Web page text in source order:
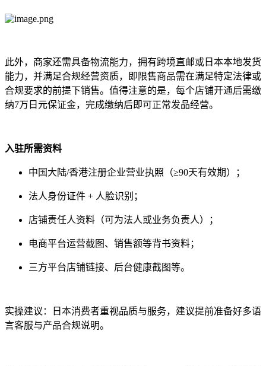
此外，商家还需具备物流能力，拥有跨境直邮或日本本地发货
能力，并满足合规经营资质，即限售商品需在满足特定法律或
合规要求的前提下销售。值得注意的是，每个店铺开通后需缴
纳7万日元保证金，完成缴纳后即可正常发品经营。
入驻所需资料
中国大陆/香港注册企业营业执照（≥90天有效期）；
法人身份证件 + 人脸识别；
店铺责任人资料（可为法人或业务负责人）；
电商平台运营截图、销售额等背书资料；
三方平台店铺链接、后台健康截图等。
实操建议：日本消费者重视品质与服务，建议提前准备好多语
言客服与产品合规说明。